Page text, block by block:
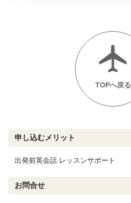
TOPへ戻る
申し込むメリット
出発前英会話 レッスンサポート
お問合せ